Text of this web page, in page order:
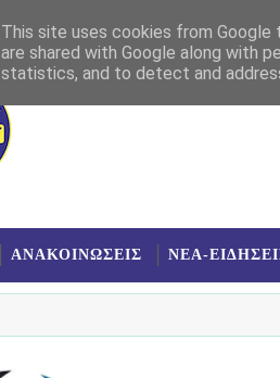
ΑΝΑΚΟΙΝΩΣΕΙΣ ΝΕΑ-
This site uses cookies from Google
are shared with Google along with
statistics, and to detect and